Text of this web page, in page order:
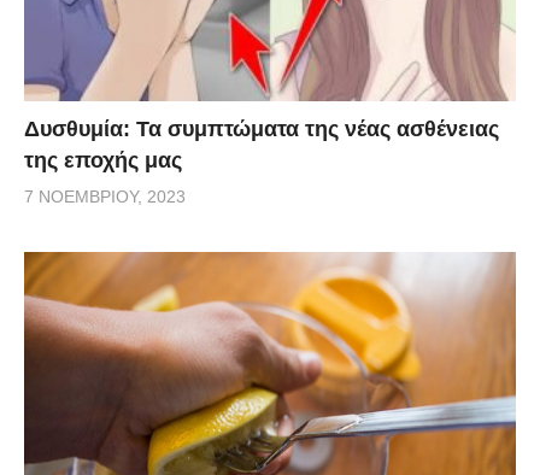
Δυσθυμία: Τα συμπτώματα της νέας ασθένειας
της εποχής μας
7 ΝΟΕΜΒΡΊΟΥ, 2023